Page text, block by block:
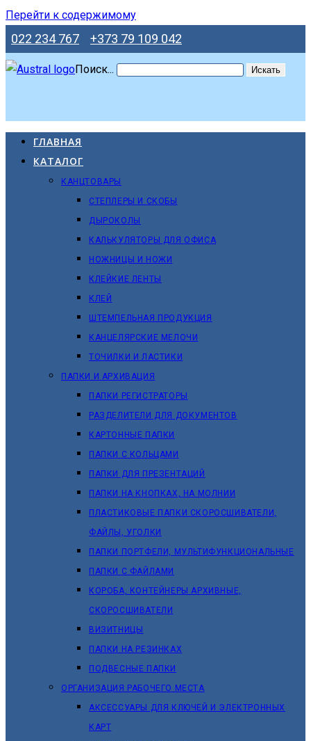
Перейти к содержимому
022 234 767 +373 79 109 042
Поиск... Искать
ГЛАВНАЯ
КАТАЛОГ
КАНЦТОВАРЫ
СТЕПЛЕРЫ И СКОБЫ
ДЫРОКОЛЫ
КАЛЬКУЛЯТОРЫ ДЛЯ ОФИСА
НОЖНИЦЫ И НОЖИ
КЛЕЙКИЕ ЛЕНТЫ
КЛЕЙ
ШТЕМПЕЛЬНАЯ ПРОДУКЦИЯ
КАНЦЕЛЯРСКИЕ МЕЛОЧИ
ТОЧИЛКИ И ЛАСТИКИ
ПАПКИ И АРХИВАЦИЯ
ПАПКИ РЕГИСТРАТОРЫ
РАЗДЕЛИТЕЛИ ДЛЯ ДОКУМЕНТОВ
КАРТОННЫЕ ПАПКИ
ПАПКИ С КОЛЬЦАМИ
ПАПКИ ДЛЯ ПРЕЗЕНТАЦИЙ
ПАПКИ НА КНОПКАХ, НА МОЛНИИ
ПЛАСТИКОВЫЕ ПАПКИ СКОРОСШИВАТЕЛИ,
ФАЙЛЫ, УГОЛКИ
ПАПКИ ПОРТФЕЛИ, МУЛЬТИФУНКЦИОНАЛЬНЫЕ
ПАПКИ С ФАЙЛАМИ
КОРОБА, КОНТЕЙНЕРЫ АРХИВНЫЕ,
СКОРОСШИВАТЕЛИ
ВИЗИТНИЦЫ
ПАПКИ НА РЕЗИНКАХ
ПОДВЕСНЫЕ ПАПКИ
ОРГАНИЗАЦИЯ РАБОЧЕГО МЕСТА
АКСЕССУАРЫ ДЛЯ КЛЮЧЕЙ И ЭЛЕКТРОННЫХ
КАРТ